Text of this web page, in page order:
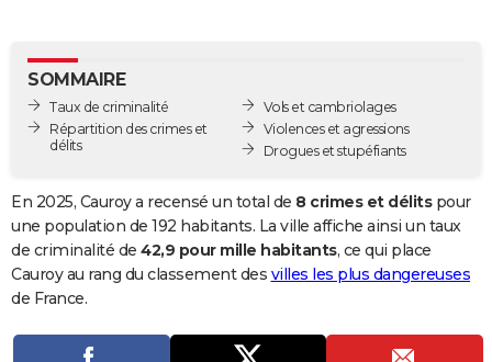
GUIDES D'ACHAT
BONS PLANS
Carte de Noël
Carte Bonne année
Carte Saint-Valentin
Carte Pâques
Carte d'anniversaire
DICTIONNAIRE
Dictionnaire
Biographies
Citations
Expressions
Proverbes
PROGRAMME TV
COPAINS D'AVANT
S'inscrire
Se connecter
Lycées
Collèges
Primaires
Universités
Entreprises
Service militaire
Avis de recherche
AVIS DE DÉCÈS
SOMMAIRE
Taux de criminalité
Répartition des crimes et
délits
Vols et cambriolages
Violences et agressions
Drogues et stupéfiants
En 2025, Cauroy a recensé un total de 8 crimes et délitspour
une population de 192 habitants. La ville affiche ainsi un taux
de criminalité de 42,9 pour mille habitants, ce qui place
Cauroy au rang du classement des villes les plus dangereuses
de France.